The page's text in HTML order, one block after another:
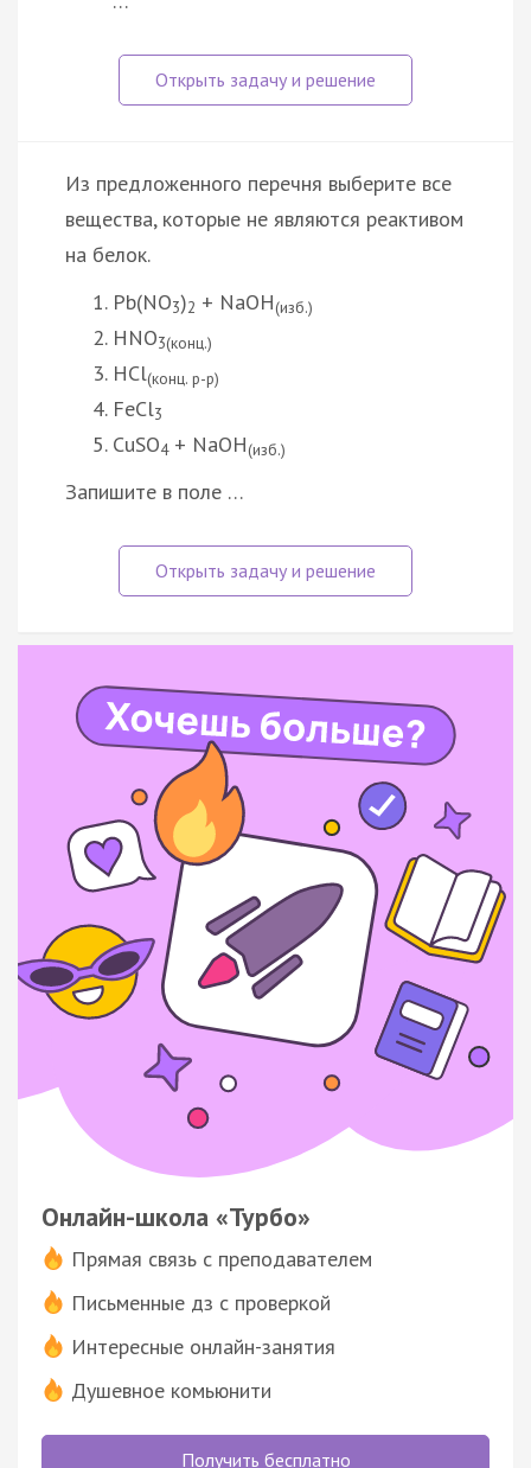
Из предложенного перечня выберите все
вещества, которые не являются реактивом
на белок.
Pb(NO3)2 + NaOH(изб.)
HNO3(конц.)
HCl(конц. р-р)
FeCl3
CuSO4+ NaOH(изб.)
Запишите в поле …
Онлайн-школа «Турбо»
Прямая связь с преподавателем
Письменные дз с проверкой
Интересные онлайн-занятия
Душевное комьюнити
Получить бесплатно